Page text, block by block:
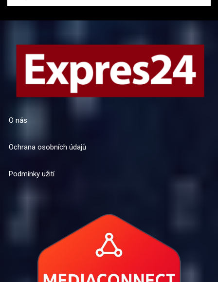
O nás
Ochrana osobních údajů
Podmínky užití